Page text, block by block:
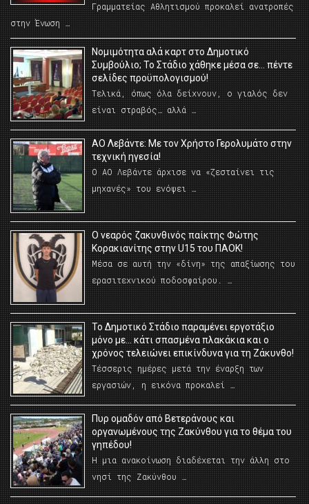
Γραμματείας Αθλητισμού προκαλεί ανατροπές
στην Ένωση …
Νομιμότητα αλά καρτ στο Δημοτικό
Συμβούλιο; Το Στάδιο χάθηκε μέσα σε… πέντε
σελίδες προϋπολογισμού!
Τελικά, όπως όλα δείχνουν, ο γιαλός δεν
είναι στραβός… αλλά …
ΑΟ Λεβάντε: Με τον Χρήστο Γερολυμάτο στην
τεχνική ηγεσία!
Ο ΑΟ Λεβάντε άρχισε να «ζεσταίνει τις
μηχανές» του ενόψει …
O νεαρός ζακυνθινός παίκτης Φώτης
Κορακιανίτης στην U15 του ΠΑΟΚ!
Μέσα σε αυτή την «δίνη» της απαξίωσης του
ερασιτεχνικού ποδοσφαίρου. …
Το Δημοτικό Στάδιο παραμένει εργοτάξιο
μόνο με… κάτι σπασμένα πλακάκια και ο
χρόνος τελειώνει επικίνδυνα για τη Ζάκυνθο!
Τέσσερις ημέρες μετά την έναρξη των
εργασιών, η εικόνα προκαλεί …
Πυρ ομαδόν από Βετεράνους και
οργανωμένους της Ζακύνθου για το θέμα του
γηπέδου!
Η μια ανακοίνωση διαδέχεται την άλλη στο
νησί της Ζακύνθου …